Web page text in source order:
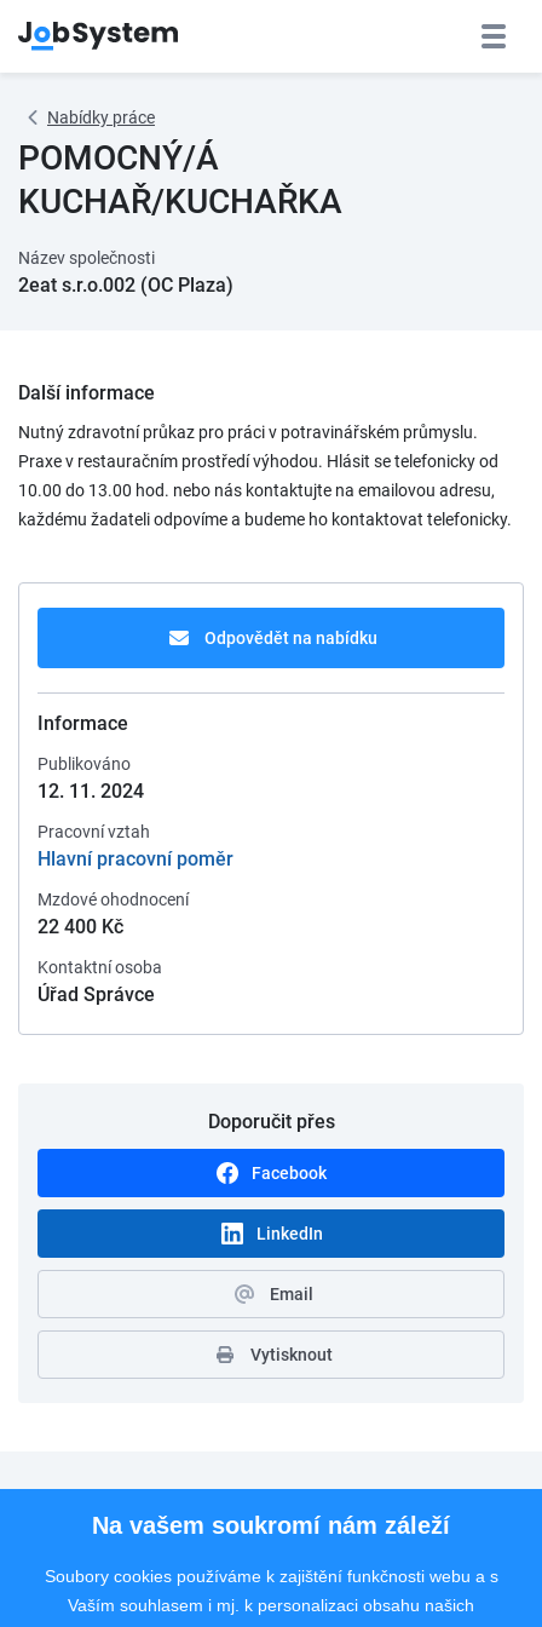
Nabídky práce
POMOCNÝ/Á
KUCHAŘ/KUCHAŘKA
Název společnosti
2eat s.r.o.002 (OC Plaza)
Další informace
Nutný zdravotní průkaz pro práci v potravinářském průmyslu.
Praxe v restauračním prostředí výhodou. Hlásit se telefonicky od
10.00 do 13.00 hod. nebo nás kontaktujte na emailovou adresu,
každému žadateli odpovíme a budeme ho kontaktovat telefonicky.
Odpovědět na nabídku
Informace
Publikováno
12. 11. 2024
Pracovní vztah
Hlavní pracovní poměr
Mzdové ohodnocení
22 400 Kč
Kontaktní osoba
Úřad Správce
Doporučit přes
Facebook
LinkedIn
Email
Vytisknout
Pro uchazeče
Rychlý kontakt
Na vašem soukromí nám záleží
Soubory cookies používáme k zajištění funkčnosti webu a s
Vaším souhlasem i mj. k personalizaci obsahu našich